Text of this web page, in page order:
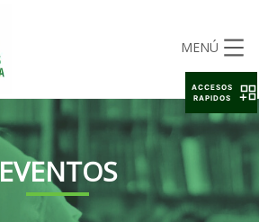
MENÚ
EVENTOS
ACCESOS
RAPIDOS